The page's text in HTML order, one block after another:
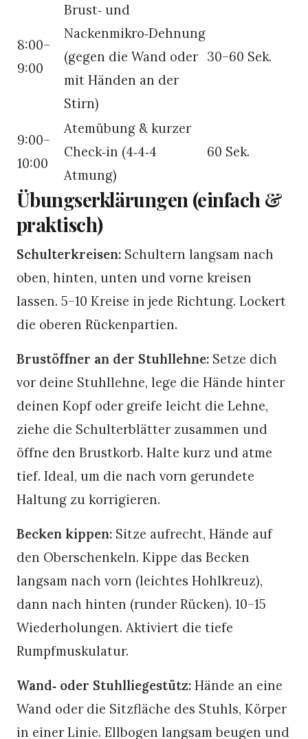
8:00–
9:00
Brust‑ und
Nackenmikro‑Dehnung
(gegen die Wand oder
mit Händen an der
Stirn)
30–60 Sek.
9:00–
10:00
Atemübung & kurzer
Check‑in (4‑4‑4
Atmung)
60 Sek.
Übungserklärungen (einfach &
praktisch)
Schulterkreisen: Schultern langsam nach
oben, hinten, unten und vorne kreisen
lassen. 5–10 Kreise in jede Richtung. Lockert
die oberen Rückenpartien.
Brustöffner an der Stuhllehne: Setze dich
vor deine Stuhllehne, lege die Hände hinter
deinen Kopf oder greife leicht die Lehne,
ziehe die Schulterblätter zusammen und
öffne den Brustkorb. Halte kurz und atme
tief. Ideal, um die nach vorn gerundete
Haltung zu korrigieren.
Becken kippen: Sitze aufrecht, Hände auf
den Oberschenkeln. Kippe das Becken
langsam nach vorn (leichtes Hohlkreuz),
dann nach hinten (runder Rücken). 10–15
Wiederholungen. Aktiviert die tiefe
Rumpfmuskulatur.
Wand‑ oder Stuhlliegestütz: Hände an eine
Wand oder die Sitzfläche des Stuhls, Körper
in einer Linie. Ellbogen langsam beugen und